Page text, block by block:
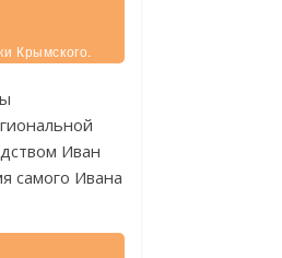
Крымского.
Иван
самого Ивана